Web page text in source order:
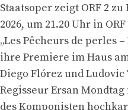
Staatsoper zeigt ORF 2
2026, um 21.20 Uhr in
„Les Pêcheurs de perles
ihre Premiere im Haus
Diego Flórez und
Regisseur Ersan
des Komponisten